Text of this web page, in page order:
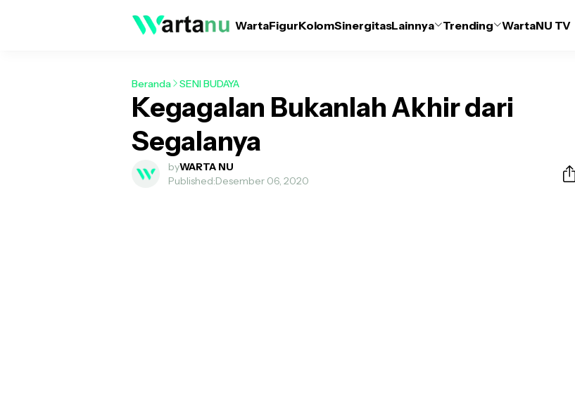
WartaFigurKolomSinergitasLainnya Trending WartaNU TV
Beranda SENI BUDAYA
Kegagalan Bukanlah Akhir dari
Segalanya
byWARTA NU
Published:Desember 06, 2020